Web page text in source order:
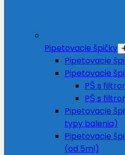
Pipetovacie špičky
Pipetovacie
Pipetovacie
PŠ s
PŠ s
Pipetovacie
typy balenia)
Pipetovacie
(od 5ml)